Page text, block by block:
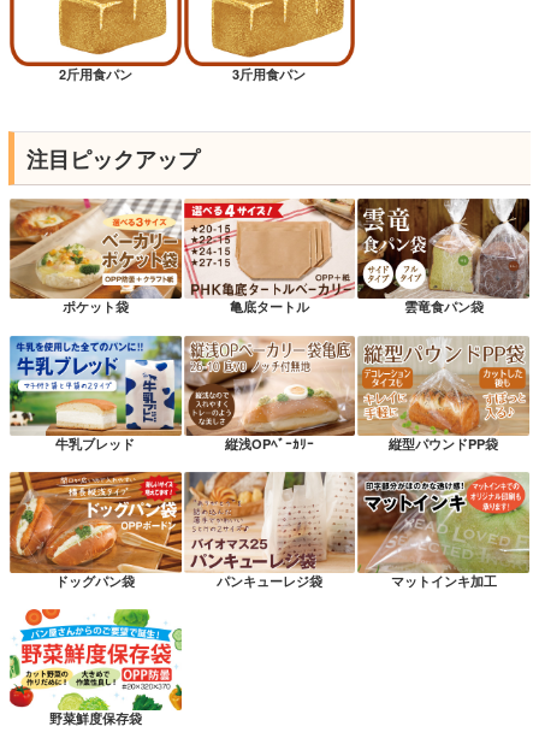
2斤用食パン 3斤用食パン
注目ピックアップ
ポケット袋 亀底タートル 雲竜食パン袋
牛乳ブレッド 縦浅OPﾍﾞｰｶﾘｰ 縦型パウンドPP袋
ドッグパン袋 パンキューレジ袋 マットインキ加工
野菜鮮度保存袋